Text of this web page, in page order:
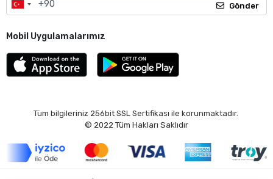
Gönder
Mobil Uygulamalarımız
Tüm bilgileriniz 256bit SSL Sertifikası ile korunmaktadır.
© 2022 Tüm Hakları Saklıdır